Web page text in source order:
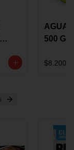
500
$8.200